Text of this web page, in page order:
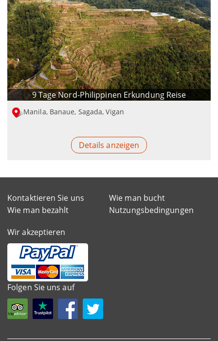
9 Tage Nord-Philippinen Erkundung Reise
Manila, Banaue, Sagada, Vigan
Details anzeigen
Kontaktieren Sie uns
Wie man bucht
Wie man bezahlt
Nutzungsbedingungen
Wir akzeptieren
Folgen Sie uns auf